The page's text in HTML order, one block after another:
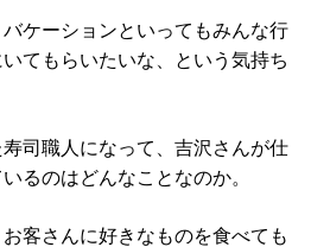
ケーションといってもみんな行
てもらいたいな、という気持ち
司職人になって、吉沢さんが仕
るのはどんなことなのか。
客さんに好きなものを食べても